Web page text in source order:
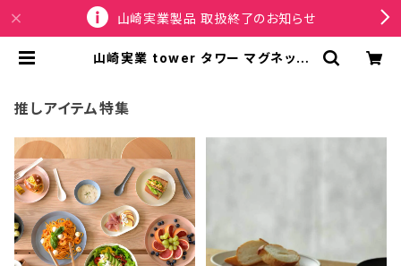
山崎実業製品 取扱終了のお知らせ
山崎実業 tower タワー マグネット
推しアイテム特集